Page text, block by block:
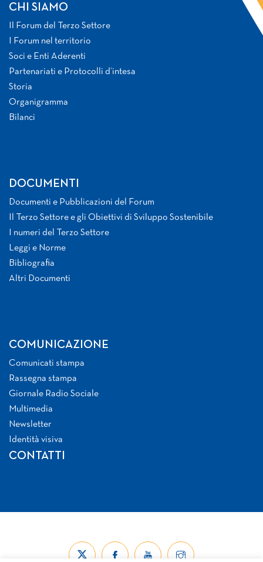
CHI SIAMO
Il Forum del Terzo Settore
I Forum nel territorio
Soci e Enti Aderenti
Partenariati e Protocolli d’intesa
Storia
Organigramma
Bilanci
DOCUMENTI
Documenti e Pubblicazioni del Forum
Il Terzo Settore e gli Obiettivi di Sviluppo Sostenibile
I numeri del Terzo Settore
Leggi e Norme
Bibliografia
Altri Documenti
COMUNICAZIONE
Comunicati stampa
Rassegna stampa
Giornale Radio Sociale
Multimedia
Newsletter
Identità visiva
CONTATTI